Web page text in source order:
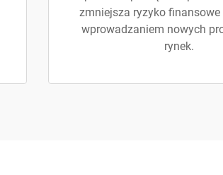
zmniejsza ryzyko
wprowadzaniem nowych
rynek.